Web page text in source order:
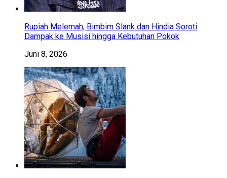
Rupiah Melemah, Bimbim Slank dan Hindia Soroti
Dampak ke Musisi hingga Kebutuhan Pokok
Juni 8, 2026